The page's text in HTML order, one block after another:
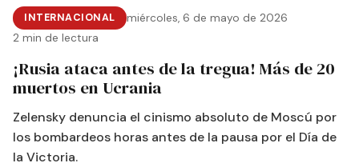
INTERNACIONAL
miércoles, 6 de mayo de 2026
2 min de lectura
¡Rusia ataca antes de la tregua! Más de 20
muertos en Ucrania
Zelensky denuncia el cinismo absoluto de Moscú por
los bombardeos horas antes de la pausa por el Día de
la Victoria.